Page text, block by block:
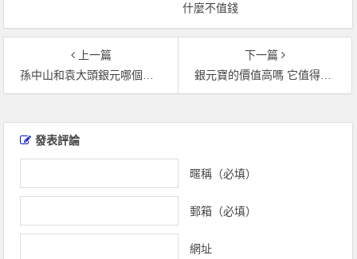
什麼不值錢
上一篇
孫中山和袁大頭銀元哪個值錢 孫中山和袁大頭銀元值多少錢
下一篇
銀元寶的價值高嗎 它值得收藏者入手麼
發表評論
暱稱（必填）
郵箱（必填）
網址